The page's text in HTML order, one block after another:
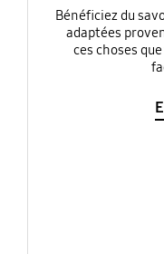
Bénéficiez du
adaptées
ces choses